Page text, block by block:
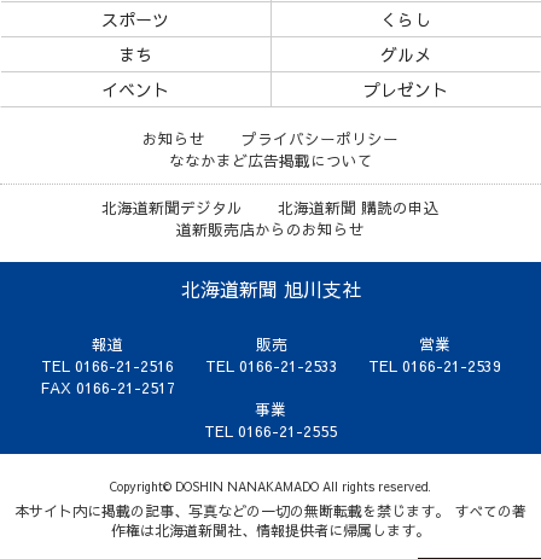
スポーツ
くらし
まち
グルメ
イベント
プレゼント
お知らせ
プライバシーポリシー
ななかまど広告掲載について
北海道新聞デジタル
北海道新聞 購読の申込
道新販売店からのお知らせ
北海道新聞 旭川支社
報道
TEL 0166-21-2516
FAX 0166-21-2517
販売
TEL 0166-21-2533
営業
TEL 0166-21-2539
事業
TEL 0166-21-2555
Copyright© DOSHIN NANAKAMADO All rights reserved.
本サイト内に掲載の記事、写真などの一切の無断転載を禁じます。 すべての著
作権は北海道新聞社、情報提供者に帰属します。